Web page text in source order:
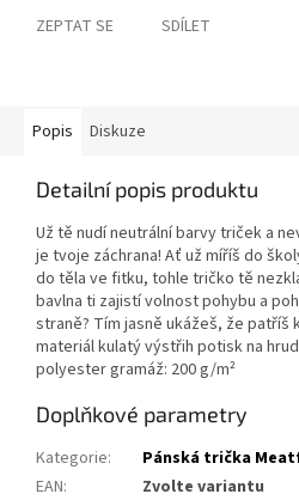
ZEPTAT SE SDÍLET
Popis Diskuze
Detailní popis produktu
Už tě nudí neutrální barvy triček a
je tvoje záchrana! Ať už míříš do
do těla ve fitku, tohle tričko tě
bavlna ti zajistí volnost pohybu a
straně? Tím jasně ukážeš, že patříš
materiál kulatý výstřih potisk na
polyester gramáž: 200 g/m²
Doplňkové parametry
Kategorie:
Pánská trička
EAN:
Zvolte variantu